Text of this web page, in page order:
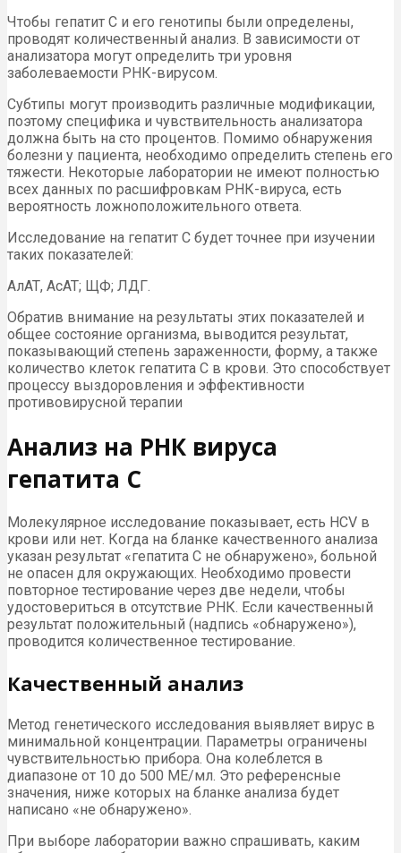
Чтобы гепатит С и его генотипы были определены,
проводят количественный анализ. В зависимости от
анализатора могут определить три уровня
заболеваемости РНК-вирусом.
Субтипы могут производить различные модификации,
поэтому специфика и чувствительность анализатора
должна быть на сто процентов. Помимо обнаружения
болезни у пациента, необходимо определить степень его
тяжести. Некоторые лаборатории не имеют полностью
всех данных по расшифровкам РНК-вируса, есть
вероятность ложноположительного ответа.
Исследование на гепатит С будет точнее при изучении
таких показателей:
АлАТ, АсАТ; ЩФ; ЛДГ.
Обратив внимание на результаты этих показателей и
общее состояние организма, выводится результат,
показывающий степень зараженности, форму, а также
количество клеток гепатита С в крови. Это способствует
процессу выздоровления и эффективности
противовирусной терапии
Анализ на РНК вируса
гепатита С
Молекулярное исследование показывает, есть НСV в
крови или нет. Когда на бланке качественного анализа
указан результат «гепатита С не обнаружено», больной
не опасен для окружающих. Необходимо провести
повторное тестирование через две недели, чтобы
удостовериться в отсутствие РНК. Если качественный
результат положительный (надпись «обнаружено»),
проводится количественное тестирование.
Качественный анализ
Метод генетического исследования выявляет вирус в
минимальной концентрации. Параметры ограничены
чувствительностью прибора. Она колеблется в
диапазоне от 10 до 500 МЕ/мл. Это референсные
значения, ниже которых на бланке анализа будет
написано «не обнаружено».
При выборе лаборатории важно спрашивать, каким